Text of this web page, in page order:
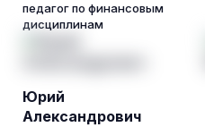
педагог по финансовым
дисциплинам
Юрий
Александрович